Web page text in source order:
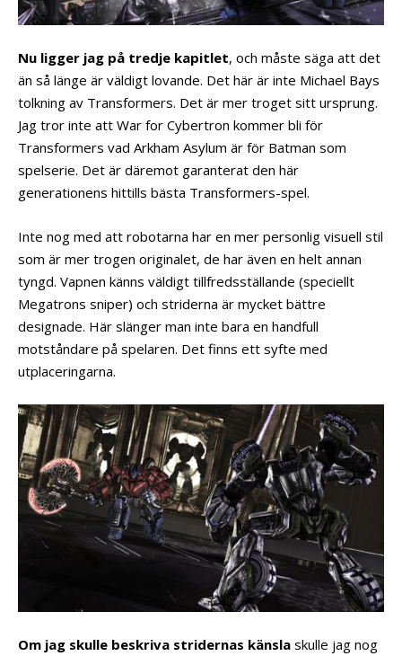
Nu ligger jag på tredje kapitlet, och måste säga att det
än så länge är väldigt lovande. Det här är inte Michael Bays
tolkning av Transformers. Det är mer troget sitt ursprung.
Jag tror inte att War for Cybertron kommer bli för
Transformers vad Arkham Asylum är för Batman som
spelserie. Det är däremot garanterat den här
generationens hittills bästa Transformers-spel.
Inte nog med att robotarna har en mer personlig visuell stil
som är mer trogen originalet, de har även en helt annan
tyngd. Vapnen känns väldigt tillfredsställande (speciellt
Megatrons sniper) och striderna är mycket bättre
designade. Här slänger man inte bara en handfull
motståndare på spelaren. Det finns ett syfte med
utplaceringarna.
Om jag skulle beskriva stridernas känsla skulle jag nog